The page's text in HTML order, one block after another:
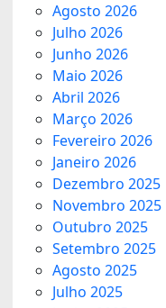
Agosto 2026
Julho 2026
Junho 2026
Maio 2026
Abril 2026
Março 2026
Fevereiro 2026
Janeiro 2026
Dezembro 2025
Novembro 2025
Outubro 2025
Setembro 2025
Agosto 2025
Julho 2025